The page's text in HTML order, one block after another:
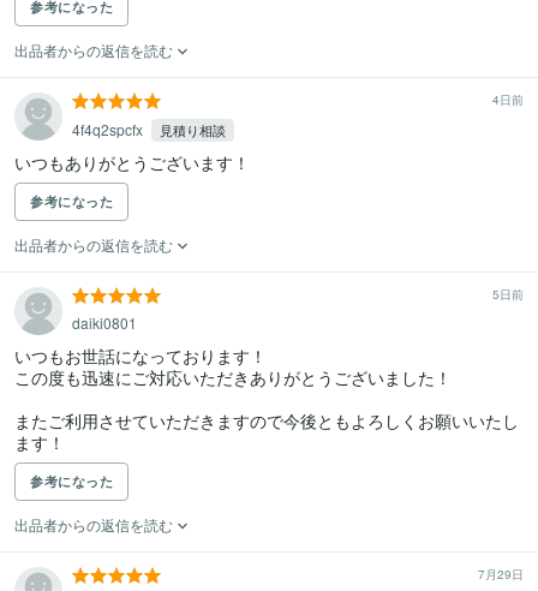
参考になった
出品者からの返信を読む
4日前
4f4q2spcfx 見積り相談
いつもありがとうございます！
参考になった
出品者からの返信を読む
5日前
daiki0801
いつもお世話になっております！
この度も迅速にご対応いただきありがとうございました！
またご利用させていただきますので今後ともよろしくお願いいたし
ます！
参考になった
出品者からの返信を読む
7月29日